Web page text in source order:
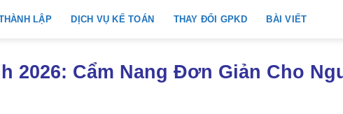
LẬP DỊCH VỤ KẾ TOÁN THAY ĐỔI GPKD BÀI VIẾT
2026: Cẩm Nang Đơn Giản Cho